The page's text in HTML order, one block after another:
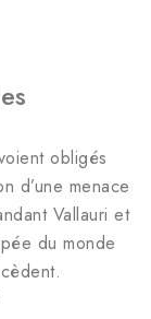
obligés
d’une menace
Vallauri et
du monde